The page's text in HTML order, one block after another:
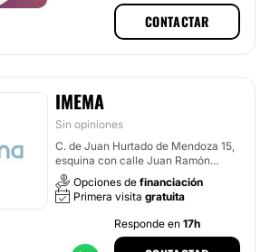
CONTACTAR
IMEMA
Sin opiniones
C. de Juan Hurtado de Mendoza 15,
esquina con calle Juan Ramón
Jiménez, Madrid
Opciones de financiación
Primera visita gratuita
Responde en 17h